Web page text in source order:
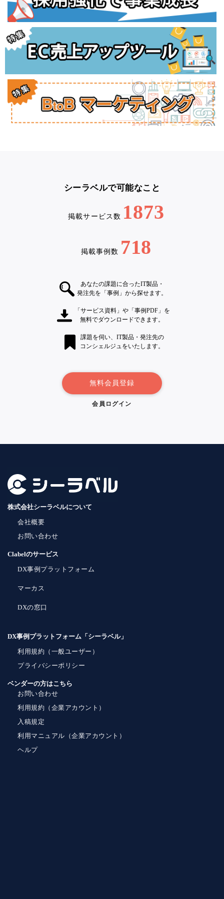
シーラベルで可能なこと
掲載サービス数 1873
掲載事例数 718
あなたの課題に合ったIT製品・
発注先を「事例」から探せます。
「サービス資料」や「事例PDF」を
無料でダウンロードできます。
課題を伺い、IT製品・発注先の
コンシェルジュをいたします。
無料会員登録
会員ログイン
株式会社シーラベルについて
会社概要
お問い合わせ
Clabelのサービス
DX事例プラットフォーム
マーカス
DXの窓口
DX事例プラットフォーム「シーラベル」
利用規約（一般ユーザー）
プライバシーポリシー
ベンダーの方はこちら
お問い合わせ
利用規約（企業アカウント）
入稿規定
利用マニュアル（企業アカウント）
ヘルプ